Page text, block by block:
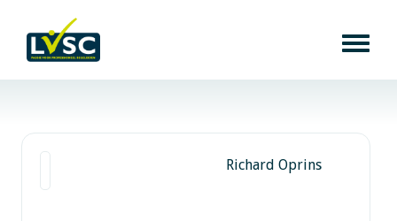
Richard Oprins